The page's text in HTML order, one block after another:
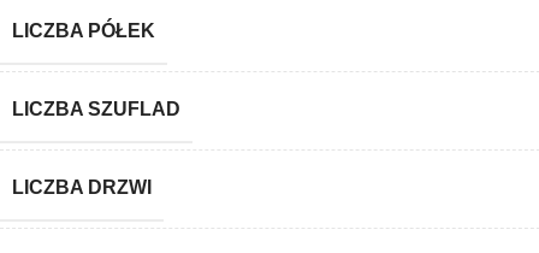
LICZBA PÓŁEK
LICZBA SZUFLAD
LICZBA DRZWI